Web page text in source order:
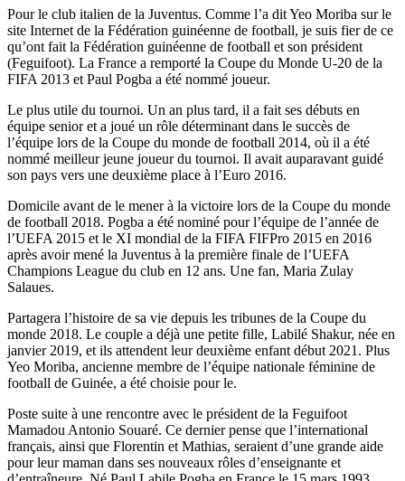
Pour le club italien de la Juventus. Comme l’a dit Yeo Moriba sur le
site Internet de la Fédération guinéenne de football, je suis fier de ce
qu’ont fait la Fédération guinéenne de football et son président
(Feguifoot). La France a remporté la Coupe du Monde U-20 de la
FIFA 2013 et Paul Pogba a été nommé joueur.
Le plus utile du tournoi. Un an plus tard, il a fait ses débuts en
équipe senior et a joué un rôle déterminant dans le succès de
l’équipe lors de la Coupe du monde de football 2014, où il a été
nommé meilleur jeune joueur du tournoi. Il avait auparavant guidé
son pays vers une deuxième place à l’Euro 2016.
Domicile avant de le mener à la victoire lors de la Coupe du monde
de football 2018. Pogba a été nominé pour l’équipe de l’année de
l’UEFA 2015 et le XI mondial de la FIFA FIFPro 2015 en 2016
après avoir mené la Juventus à la première finale de l’UEFA
Champions League du club en 12 ans. Une fan, Maria Zulay
Salaues.
Partagera l’histoire de sa vie depuis les tribunes de la Coupe du
monde 2018. Le couple a déjà une petite fille, Labilé Shakur, née en
janvier 2019, et ils attendent leur deuxième enfant début 2021. Plus
Yeo Moriba, ancienne membre de l’équipe nationale féminine de
football de Guinée, a été choisie pour le.
Poste suite à une rencontre avec le président de la Feguifoot
Mamadou Antonio Souaré. Ce dernier pense que l’international
français, ainsi que Florentin et Mathias, seraient d’une grande aide
pour leur maman dans ses nouveaux rôles d’enseignante et